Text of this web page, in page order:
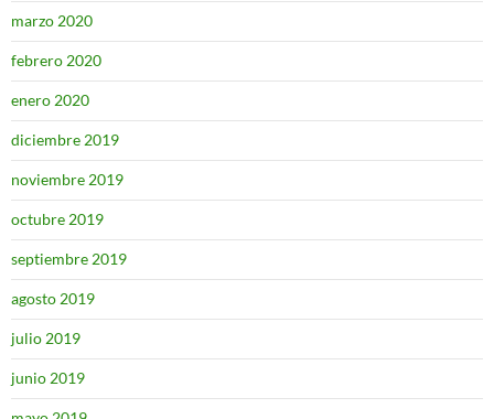
marzo 2020
febrero 2020
enero 2020
diciembre 2019
noviembre 2019
octubre 2019
septiembre 2019
agosto 2019
julio 2019
junio 2019